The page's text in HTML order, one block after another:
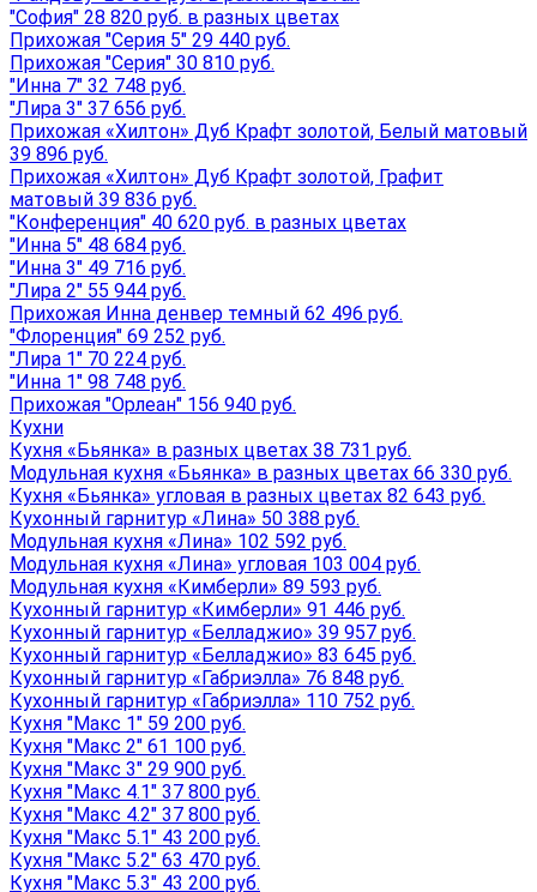
"София" 28 820 руб. в разных цветах
Прихожая "Серия 5" 29 440 руб.
Прихожая "Серия" 30 810 руб.
"Инна 7" 32 748 руб.
"Лира 3" 37 656 руб.
Прихожая «Хилтон» Дуб Крафт золотой, Белый матовый
39 896 руб.
Прихожая «Хилтон» Дуб Крафт золотой, Графит
матовый 39 836 руб.
"Конференция" 40 620 руб. в разных цветах
"Инна 5" 48 684 руб.
"Инна 3" 49 716 руб.
"Лира 2" 55 944 руб.
Прихожая Инна денвер темный 62 496 руб.
"Флоренция" 69 252 руб.
"Лира 1" 70 224 руб.
"Инна 1" 98 748 руб.
Прихожая "Орлеан" 156 940 руб.
Кухни
Кухня «Бьянка» в разных цветах 38 731 руб.
Модульная кухня «Бьянка» в разных цветах 66 330 руб.
Кухня «Бьянка» угловая в разных цветах 82 643 руб.
Кухонный гарнитур «Лина» 50 388 руб.
Модульная кухня «Лина» 102 592 руб.
Модульная кухня «Лина» угловая 103 004 руб.
Модульная кухня «Кимберли» 89 593 руб.
Кухонный гарнитур «Кимберли» 91 446 руб.
Кухонный гарнитур «Белладжио» 39 957 руб.
Кухонный гарнитур «Белладжио» 83 645 руб.
Кухонный гарнитур «Габриэлла» 76 848 руб.
Кухонный гарнитур «Габриэлла» 110 752 руб.
Кухня "Макс 1" 59 200 руб.
Кухня "Макс 2" 61 100 руб.
Кухня "Макс 3" 29 900 руб.
Кухня "Макс 4.1" 37 800 руб.
Кухня "Макс 4.2" 37 800 руб.
Кухня "Макс 5.1" 43 200 руб.
Кухня "Макс 5.2" 63 470 руб.
Кухня "Макс 5.3" 43 200 руб.